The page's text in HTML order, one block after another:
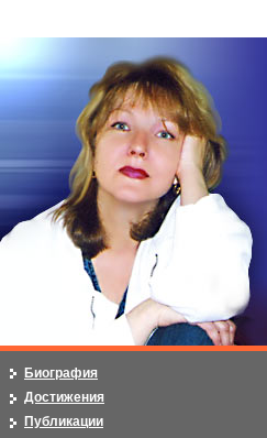
Биография
Достижения
Публикации